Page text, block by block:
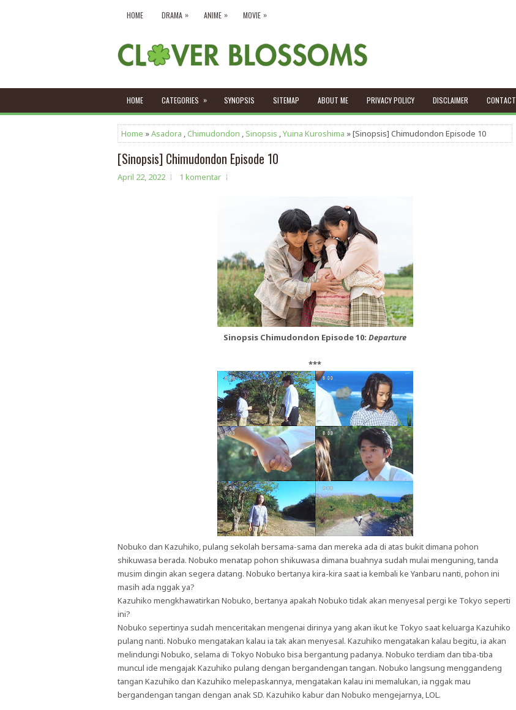
HOME DRAMA » ANIME » MOVIE »
HOME CATEGORIES » SYNOPSIS SITEMAP ABOUT ME PRIVACY POLICY DISCLAIMER CONTACT
Home »Asadora ,Chimudondon , Sinopsis ,Yuina Kuroshima » [Sinopsis] Chimudondon Episode 10
[Sinopsis] Chimudondon Episode 10
April 22, 2022 1 komentar
Sinopsis Chimudondon Episode 10: Departure
***
Nobuko dan Kazuhiko, pulang sekolah bersama-sama dan mereka ada di atas bukit dimana pohon
shikuwasa berada. Nobuko menatap pohon shikuwasa dimana buahnya sudah mulai menguning, tanda
musim dingin akan segera datang. Nobuko bertanya kira-kira saat ia kembali ke Yanbaru nanti, pohon ini
masih ada nggak ya?
Kazuhiko mengkhawatirkan Nobuko, bertanya apakah Nobuko tidak akan menyesal pergi ke Tokyo seperti
ini?
Nobuko sepertinya sudah menceritakan mengenai dirinya yang akan ikut ke Tokyo saat keluarga Kazuhiko
pulang nanti. Nobuko mengatakan kalau ia tak akan menyesal. Kazuhiko mengatakan kalau begitu, ia akan
melindungi Nobuko, selama di Tokyo Nobuko bisa bergantung padanya. Nobuko terdiam dan tiba-tiba
muncul ide mengajak Kazuhiko pulang dengan bergandengan tangan. Nobuko langsung menggandeng
tangan Kazuhiko dan Kazuhiko melepaskannya, mengatakan kalau ini memalukan, ia nggak mau
bergandengan tangan dengan anak SD. Kazuhiko kabur dan Nobuko mengejarnya, LOL.